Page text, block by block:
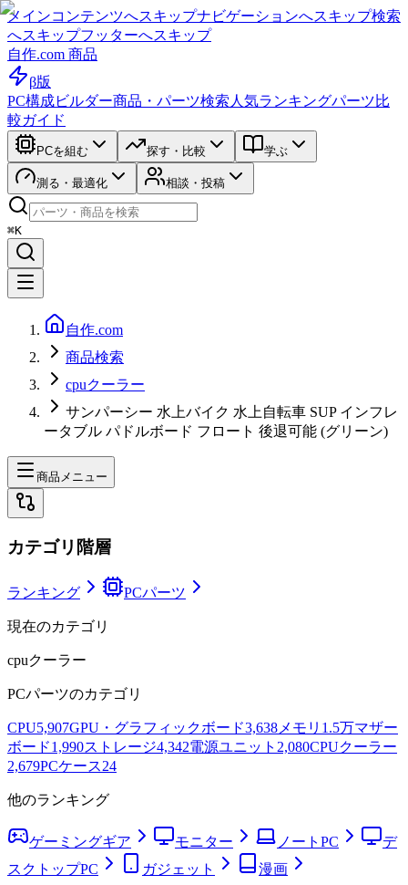
メインコンテンツへスキップナビゲーションへスキップ検索
へスキップフッターへスキップ
自作.com 商品
β版
PC構成ビルダー商品・パーツ検索 人気ランキングパーツ比
較ガイド
PCを組む 探す・比較 学ぶ
測る・最適化 相談・投稿
⌘K
自作.com
商品検索
cpuクーラー
サンパーシー 水上バイク 水上自転車 SUP インフレ
ータブル パドルボード フロート 後退可能 (グリーン)
商品メニュー
カテゴリ階層
ランキング PCパーツ
現在のカテゴリ
cpuクーラー
PCパーツのカテゴリ
CPU5,907GPU・グラフィックボード3,638メモリ 1.5万マザー
ボード1,990ストレージ4,342電源ユニット 2,080CPUクーラー
2,679PCケース24
他のランキング
ゲーミングギア モニター ノートPC
デ
スクトップPC
ガジェット 漫画